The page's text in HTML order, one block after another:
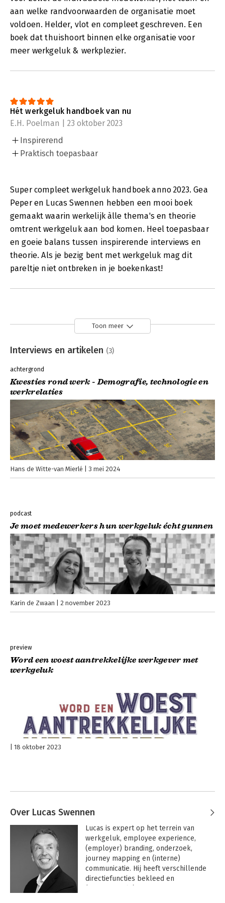
aan welke randvoorwaarden de organisatie moet
voldoen. Helder, vlot en compleet geschreven. Een
boek dat thuishoort binnen elke organisatie voor
meer werkgeluk & werkplezier.
Hét werkgeluk handboek van nu
E.H. Poelman | 23 oktober 2023
Inspirerend
Praktisch toepasbaar
Super compleet werkgeluk handboek anno 2023. Gea
Peper en Lucas Swennen hebben een mooi boek
gemaakt waarin werkelijk àlle thema's en theorie
omtrent werkgeluk aan bod komen. Heel toepasbaar
en goeie balans tussen inspirerende interviews en
theorie. Als je bezig bent met werkgeluk mag dit
pareltje niet ontbreken in je boekenkast!
Toon meer
Interviews en artikelen (3)
achtergrond
Kwesties rond werk - Demografie, technologie en
werkrelaties
Hans de Witte-van Mierlé 3 mei 2024
podcast
Je moet medewerkers hun werkgeluk écht gunnen
Karin de Zwaan 2 november 2023
preview
Word een woest aantrekkelijke werkgever met
werkgeluk
18 oktober 2023
Over Lucas Swennen
Lucas is expert op het terrein van
werkgeluk, employee experience,
(employer) branding, onderzoek,
journey mapping en (interne)
communicatie. Hij heeft verschillende
directiefuncties bekleed en